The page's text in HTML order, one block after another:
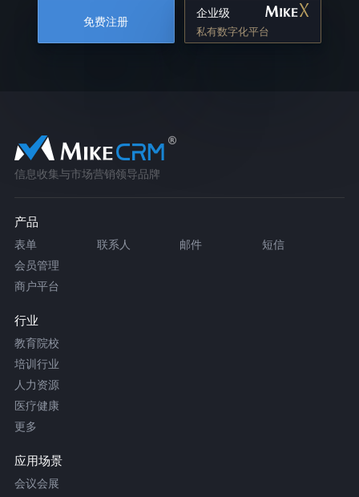
免费注册
企业级
私有数字化平台
信息收集与市场营销领导品牌
产品
表单 联系人 邮件
短信
会员管理
商户平台
行业
教育院校
培训行业
人力资源
医疗健康
更多
应用场景
会议会展